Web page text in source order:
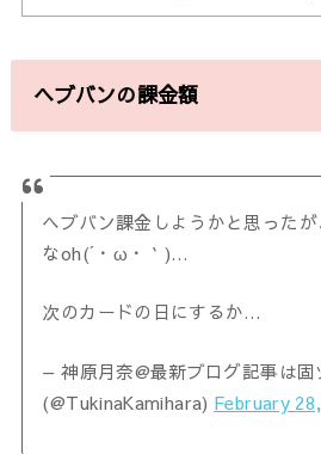
ヘブバンの課金額
ヘブバン課金しようかと思った
なoh(´・ω・｀)…
次のカードの日にするか…
— 神原月奈@最新ブログ記事は固
(@TukinaKamihara) February